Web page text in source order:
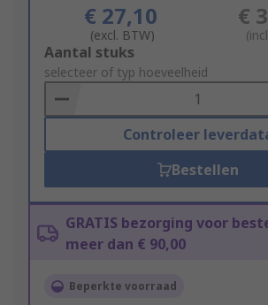
€ 27,10
(excl. BTW)
€
Add
to
Basket
Aantal stuks
selecteer of typ hoeveelheid
Controleer
Bestellen
GRATIS bezorging voor
meer dan € 90,00
Beperkte voorraad